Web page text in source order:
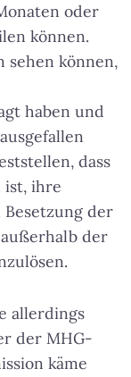
oder
können.
sehen können,
haben und
dass
ist, ihre
der
der
allerdings
der MHG-
käme